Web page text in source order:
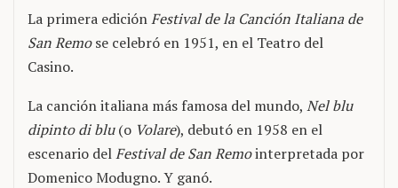
La primera ediciónFestival de la Canción Italiana de
San Remose celebró en 1951, en el Teatro del
Casino.
La canción italiana más famosa del mundo, Nel blu
dipinto di blu(o Volare), debutó en 1958 en el
escenario delFestival de San Remointerpretada por
Domenico Modugno. Y ganó.